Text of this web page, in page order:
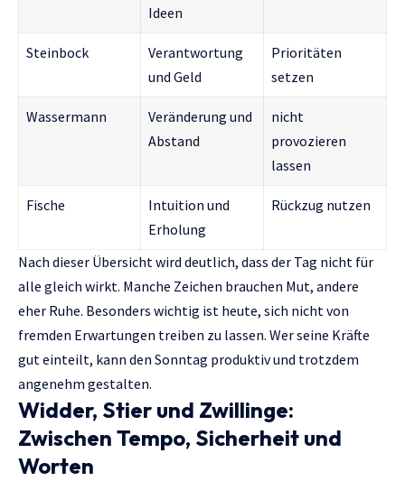
Ideen
Steinbock
Verantwortung
und Geld
Prioritäten
setzen
Wassermann
Veränderung und
Abstand
nicht
provozieren
lassen
Fische
Intuition und
Erholung
Rückzug nutzen
Nach dieser Übersicht wird deutlich, dass der Tag nicht für
alle gleich wirkt. Manche Zeichen brauchen Mut, andere
eher Ruhe. Besonders wichtig ist heute, sich nicht von
fremden Erwartungen treiben zu lassen. Wer seine Kräfte
gut einteilt, kann den Sonntag produktiv und trotzdem
angenehm gestalten.
Widder, Stier und Zwillinge:
Zwischen Tempo, Sicherheit und
Worten